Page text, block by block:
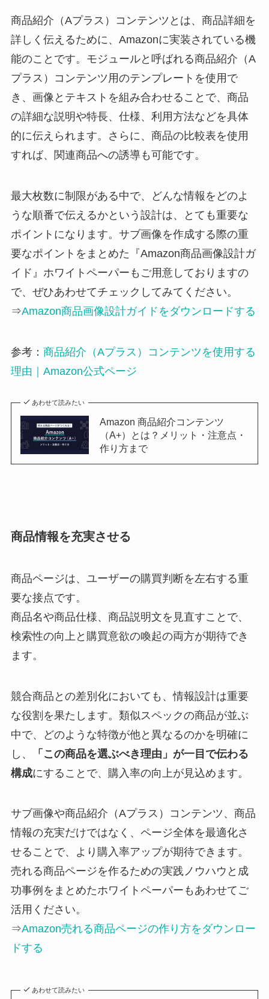
商品紹介（Aプラス）コンテンツとは、商品詳細を
詳しく伝えるために、Amazonに実装されている機
能のことです。モジュールと呼ばれる商品紹介（A
プラス）コンテンツ用のテンプレートを使用で
き、画像とテキストを組み合わせることで、商品
の詳細な説明や特長、仕様、利用方法などを具体
的に伝えられます。さらに、商品の比較表を使用
すれば、関連商品への誘導も可能です。
最大枚数に制限がある中で、どんな情報をどのよ
うな順番で伝えるかという設計は、とても重要な
ポイントになります。サブ画像を作成する際の重
要なポイントをまとめた『Amazon商品画像設計ガ
イド』ホワイトペーパーもご用意しておりますの
で、ぜひあわせてチェックしてみてください。
⇒Amazon商品画像設計ガイドをダウンロードする
参考： 商品紹介（Aプラス）コンテンツを使用する
理由｜Amazon公式ページ
あわせて読みたい
Amazon 商品紹介コンテンツ
（A+）とは？メリット・注意点・
作り方まで
商品情報を充実させる
商品ページは、ユーザーの購買判断を左右する重
要な接点です。
商品名や商品仕様、商品説明文を見直すことで、
検索性の向上と購買意欲の喚起の両方が期待でき
ます。
競合商品との差別化においても、情報設計は重要
な役割を果たします。類似スペックの商品が並ぶ
中で、どのような特徴が他と異なるのかを明確に
し、
「この商品を選ぶべき理由」が一目で伝わる
構成にすることで、購入率の向上が見込めます。
サブ画像や商品紹介（Aプラス）コンテンツ、商品
情報の充実だけではなく、ページ全体を最適化さ
せることで、より購入率アップが期待できます。
売れる商品ページを作るための実践ノウハウと成
功事例をまとめたホワイトペーパーもあわせてご
活用ください。
⇒Amazon売れる商品ページの作り方をダウンロー
ドする
あわせて読みたい